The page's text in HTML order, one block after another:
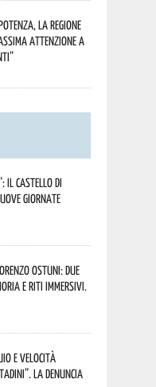
la Regione
attenzione a
il Castello di
Giornate
Ostuni: due
e riti immersivi.
e velocità
La denuncia